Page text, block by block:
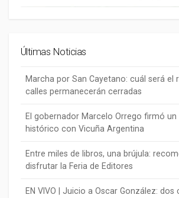
Últimas Noticias
Marcha por San Cayetano: cuál será el
calles permanecerán cerradas
El gobernador Marcelo Orrego firmó un
histórico con Vicuña Argentina
Entre miles de libros, una brújula:
disfrutar la Feria de Editores
EN VIVO | Juicio a Oscar González: